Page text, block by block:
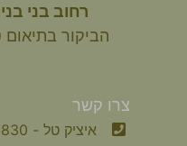
רחוב בני בנימין 15 אבן
הביקור בתיאום
צרו קשר
איציק טל - 050-5241830